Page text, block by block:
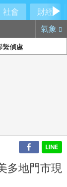
社會
財經
氣象
偵處
多地門市現